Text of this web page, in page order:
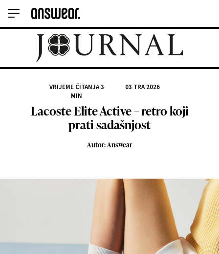
VRIJEME ČITANJA3
MIN
03 TRA 2026
Lacoste Elite Active – retro koji
prati sadašnjost
Autor: Answear